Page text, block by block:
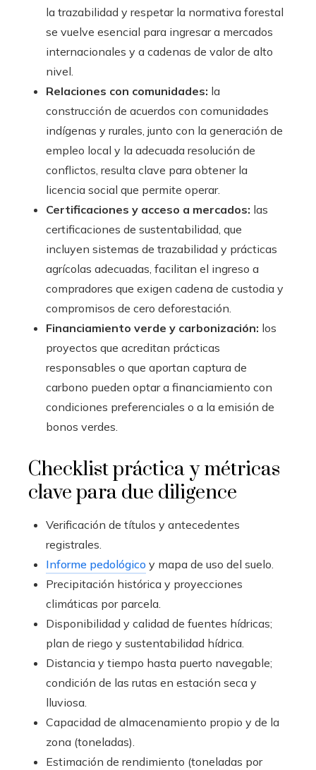
la trazabilidad y respetar la normativa forestal
se vuelve esencial para ingresar a mercados
internacionales y a cadenas de valor de alto
nivel.
Relaciones con comunidades: la
construcción de acuerdos con comunidades
indígenas y rurales, junto con la generación de
empleo local y la adecuada resolución de
conflictos, resulta clave para obtener la
licencia social que permite operar.
Certificaciones y acceso a mercados: las
certificaciones de sustentabilidad, que
incluyen sistemas de trazabilidad y prácticas
agrícolas adecuadas, facilitan el ingreso a
compradores que exigen cadena de custodia y
compromisos de cero deforestación.
Financiamiento verde y carbonización: los
proyectos que acreditan prácticas
responsables o que aportan captura de
carbono pueden optar a financiamiento con
condiciones preferenciales o a la emisión de
bonos verdes.
Checklist práctica y métricas
clave para due diligence
Verificación de títulos y antecedentes
registrales.
Informe pedológico y mapa de uso del suelo.
Precipitación histórica y proyecciones
climáticas por parcela.
Disponibilidad y calidad de fuentes hídricas;
plan de riego y sustentabilidad hídrica.
Distancia y tiempo hasta puerto navegable;
condición de las rutas en estación seca y
lluviosa.
Capacidad de almacenamiento propio y de la
zona (toneladas).
Estimación de rendimiento (toneladas por